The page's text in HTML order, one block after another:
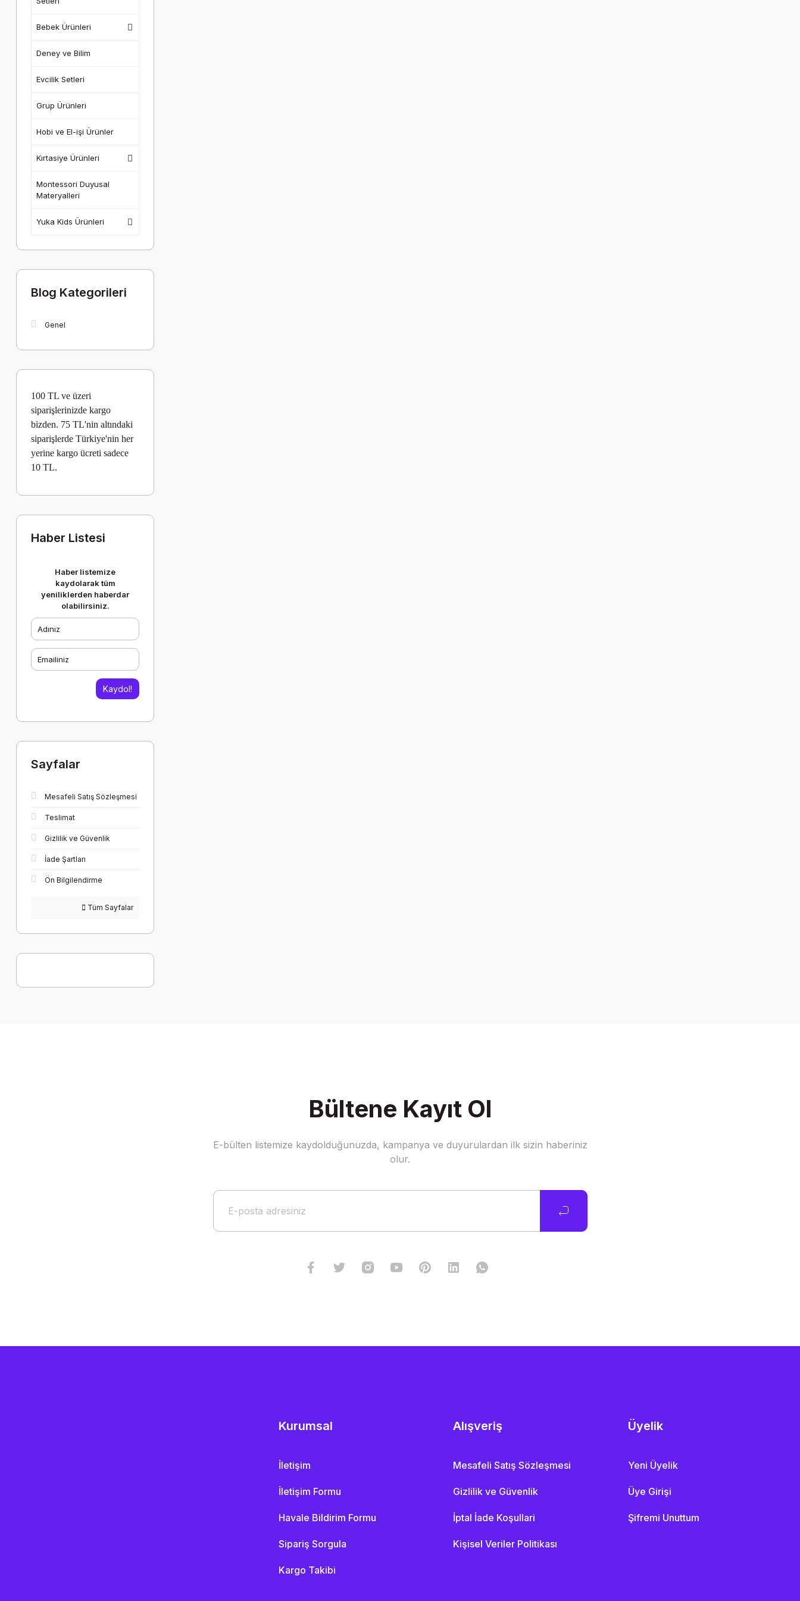
Bebek Ürünleri
Deney ve Bilim
Evcilik Setleri
Grup Ürünleri
Hobi ve El-işi Ürünler
Kırtasiye Ürünleri
Montessori Duyusal
Materyalleri
Yuka Kids Ürünleri
Blog Kategorileri
Genel
100 TL ve üzeri
siparişlerinizde kargo
bizden. 75 TL'nin altındaki
siparişlerde Türkiye'nin her
yerine kargo ücreti sadece
10 TL.
Haber Listesi
Haber listemize
kaydolarak tüm
yeniliklerden haberdar
olabilirsiniz.
Kaydol!
Sayfalar
Mesafeli Satış Sözleşmesi
Teslimat
Gizlilik ve Güvenlik
İade Şartları
Ön Bilgilendirme
Tüm Sayfalar
Bültene Kayıt Ol
E-bülten listemize kaydolduğunuzda, kampanya ve duyurulardan ilk sizin haberiniz
olur.
Kurumsal
İletişim
İletişim Formu
Havale Bildirim Formu
Sipariş Sorgula
Kargo Takibi
Alışveriş
Mesafeli Satış Sözleşmesi
Gizlilik ve Güvenlik
İptal İade Koşullari
Kişisel Veriler Politikası
Üyelik
Yeni Üyelik
Üye Girişi
Şifremi Unuttum